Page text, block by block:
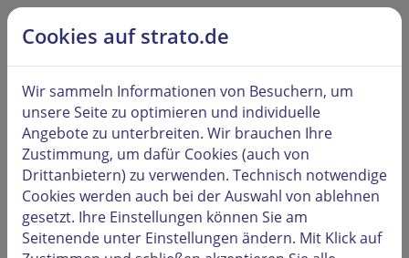
springen
Kunden
LOGIN
Benutzername oder Kundennummer
Cookies auf strato.de
Wir sammeln Informationen von Besuchern, um
unsere Seite zu optimieren und individuelle
Angebote zu unterbreiten. Wir brauchen Ihre
Zustimmung, um dafür Cookies (auch von
Drittanbietern) zu verwenden. Technisch notwendige
Cookies werden auch bei der Auswahl von ablehnen
gesetzt. Ihre Einstellungen können Sie am
Seitenende unter Einstellungen ändern. Mit Klick auf